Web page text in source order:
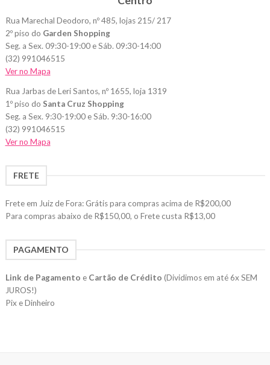
Rua Marechal Deodoro, nº 485, lojas 215/ 217
2º piso do Garden Shopping
Seg. a Sex. 09:30-19:00 e Sáb. 09:30-14:00
(32) 991046515
Ver no Mapa
Rua Jarbas de Leri Santos, nº 1655, loja 1319
1º piso do Santa Cruz Shopping
Seg. a Sex. 9:30-19:00 e Sáb. 9:30-16:00
(32) 991046515
Ver no Mapa
FRETE
Frete em Juiz de Fora: Grátis para compras acima de R$200,00
Para compras abaixo de R$150,00, o Frete custa R$13,00
PAGAMENTO
Link de Pagamento e Cartão de Crédito (Dividimos em até 6x SEM
JUROS!)
Pix e Dinheiro